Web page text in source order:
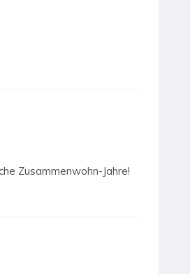
Zusammenwohn-Jahre!